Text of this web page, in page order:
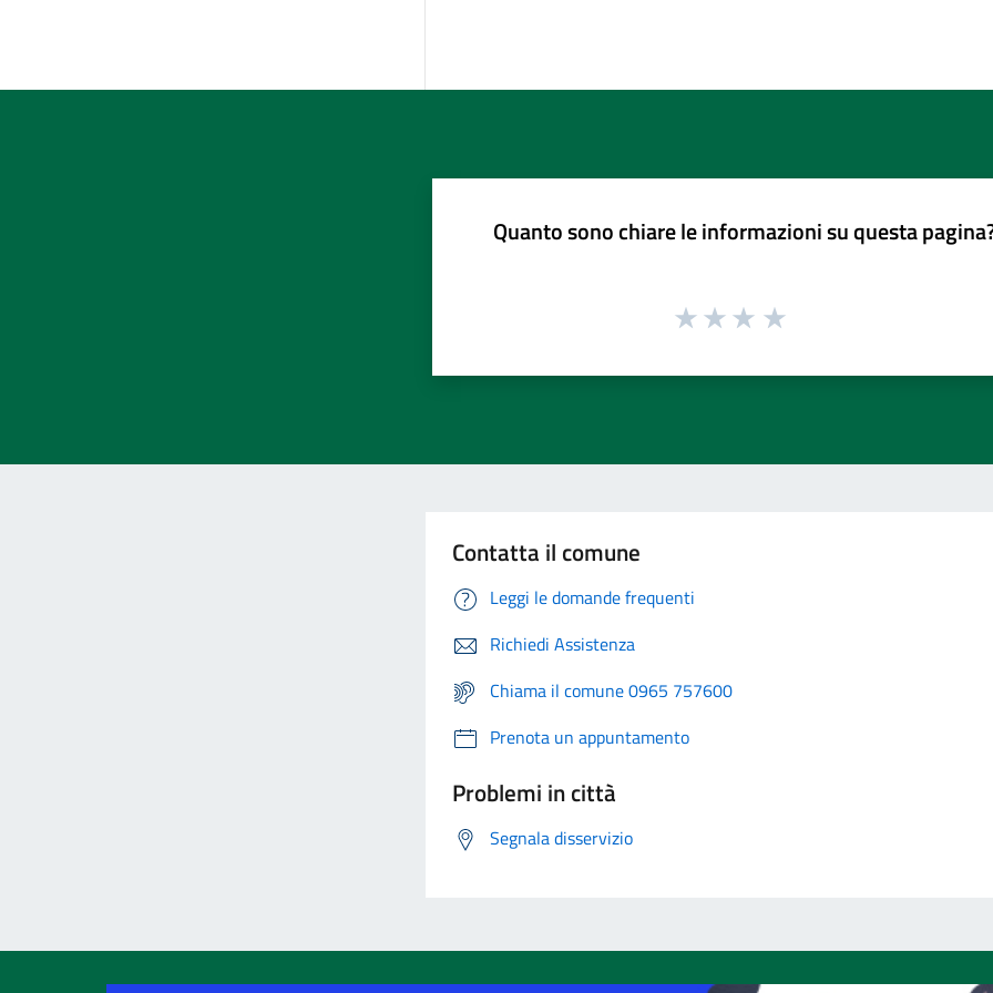
Quanto sono chiare le informazioni su questa
Contatta il comune
Leggi le domande frequenti
Richiedi Assistenza
Chiama il comune 0965 757600
Prenota un appuntamento
Problemi in città
Segnala disservizio